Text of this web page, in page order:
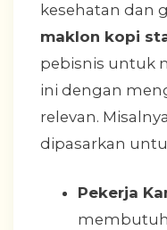
kesehatan dan
maklon kopi
pebisnis untuk
ini dengan
relevan.
dipasarkan
Pekerja